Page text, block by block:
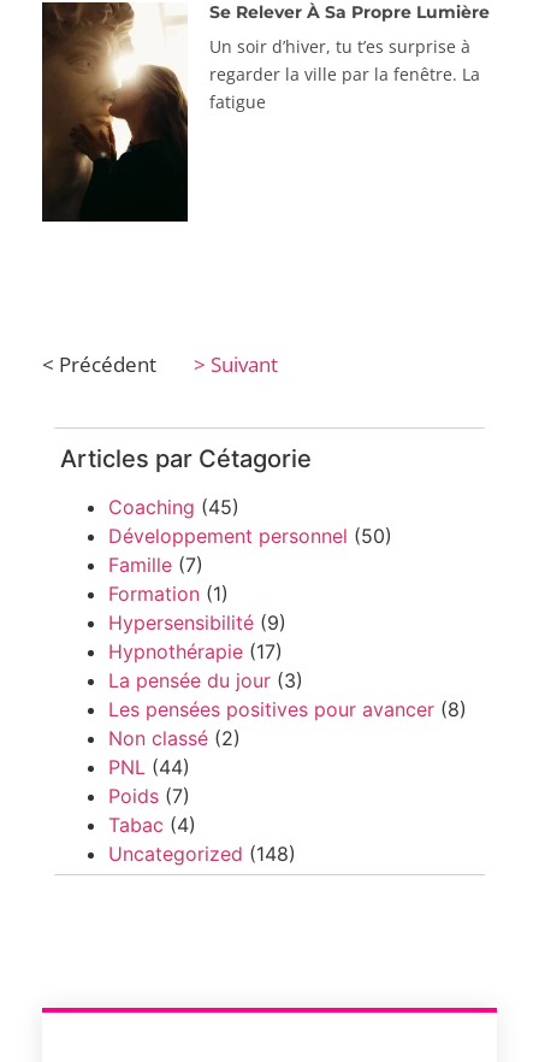
Se Relever À Sa Propre Lumière
Un soir d’hiver, tu t’es surprise à
regarder la ville par la fenêtre. La
fatigue
< Précédent > Suivant
Articles par Cétagorie
Coaching (45)
Développement personnel (50)
Famille (7)
Formation (1)
Hypersensibilité (9)
Hypnothérapie (17)
La pensée du jour (3)
Les pensées positives pour avancer (8)
Non classé (2)
PNL (44)
Poids (7)
Tabac (4)
Uncategorized (148)